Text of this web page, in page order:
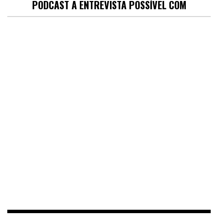
PODCAST A ENTREVISTA POSSÍVEL COM